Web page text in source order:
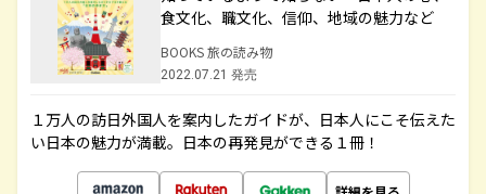
食文化、職文化、信仰、地域の魅力など
BOOKS 旅の読み物
2022.07.21 発売
１万人の訪日外国人を案内したガイドが、日本人にこそ伝えた
い日本の魅力が満載。日本の再発見ができる１冊！